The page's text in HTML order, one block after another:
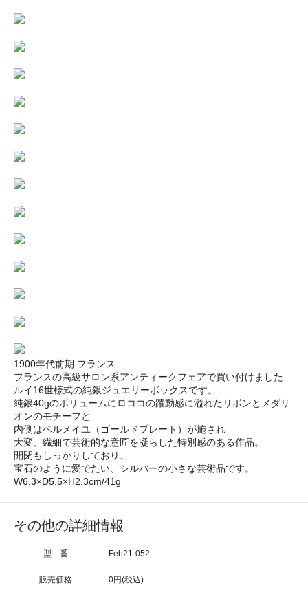
1900年代前期 フランス
フランスの高級サロン系アンティークフェアで買い付けました
ルイ16世様式の純銀ジュエリーボックスです。
純銀40gのボリュームにロココの躍動感に溢れたリボンとメダリ
オンのモチーフと
内側はベルメイユ（ゴールドプレート）が施され
大変、繊細で芸術的な意匠を凝らした特別感のある作品。
開閉もしっかりしており、
宝石のように愛でたい、シルバーの小さな芸術品です。
W6.3×D5.5×H2.3cm/41g
その他の詳細情報
型 番 Feb21-052
販売価格 0円(税込)